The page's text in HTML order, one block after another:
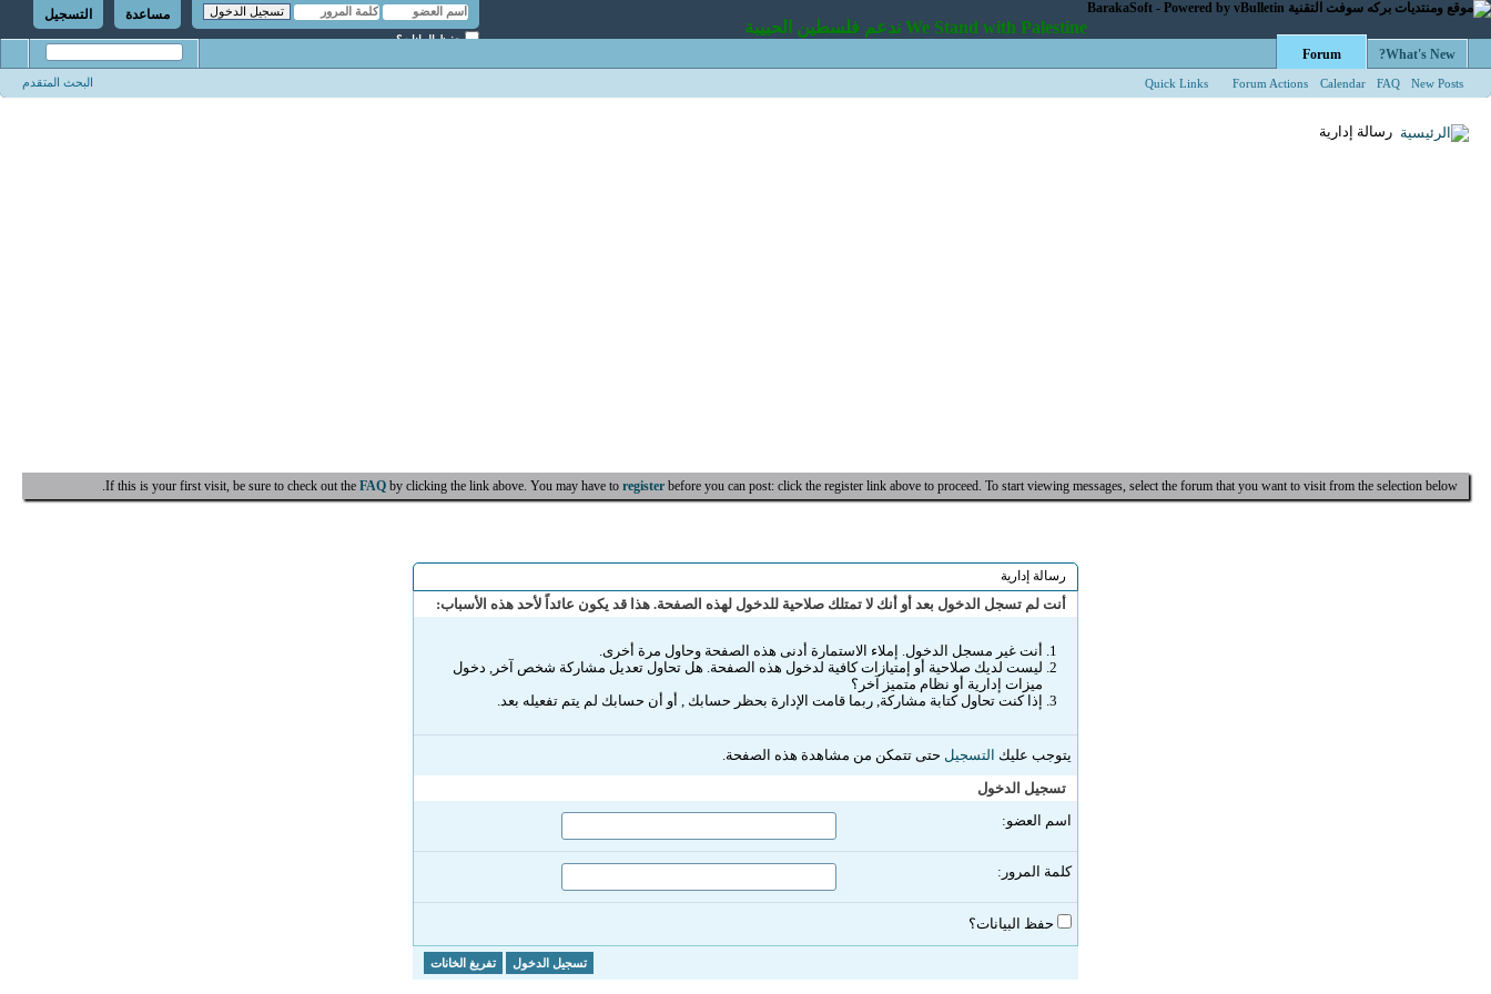
التسجيل مساعدة
حفظ البيانات؟
We Stand with Palestine ندعم فلسطين الحبيبة
What's New?
Forum
New Posts
FAQ
Calendar
Forum Actions
Quick Links البحث المتقدم
رسالة إدارية
If this is your first visit, be sure to check out the FAQ by clicking the link above. You may have to register before you can post: click the register link above to proceed. To start viewing messages, select the forum that you want to visit from the selection below.
رسالة إدارية
أنت لم تسجل الدخول بعد أو أنك لا تمتلك صلاحية للدخول لهذه الصفحة. هذا قد يكون عائداً لأحد هذه الأسباب:
أنت غير مسجل الدخول. إملاء الاستمارة أدنى هذه الصفحة وحاول مرة أخرى.
ليست لديك صلاحية أو إمتيازات كافية لدخول هذه الصفحة. هل تحاول تعديل مشاركة شخص آخر, دخول
ميزات إدارية أو نظام متميز آخر؟
إذا كنت تحاول كتابة مشاركة, ربما قامت الإدارة بحظر حسابك , أو أن حسابك لم يتم تفعيله بعد.
يتوجب عليك التسجيل حتى تتمكن من مشاهدة هذه الصفحة.
تسجيل الدخول
اسم العضو:
كلمة المرور:
حفظ البيانات؟